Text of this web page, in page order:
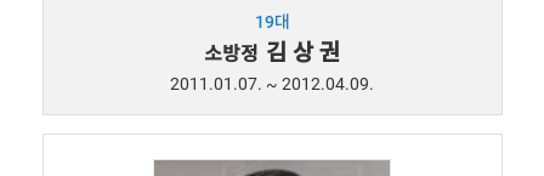
19대
소방정 김 상 권
2011.01.07. ~ 2012.04.09.